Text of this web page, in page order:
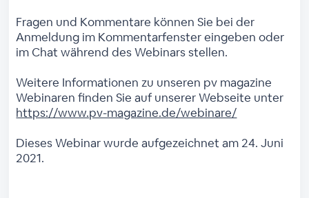
Fragen und Kommentare können Sie bei der
Anmeldung im Kommentarfenster eingeben oder
im Chat während des Webinars stellen.
Weitere Informationen zu unseren pv magazine
Webinaren finden Sie auf unserer Webseite unter
https://www.pv-magazine.de/webinare/
Dieses Webinar wurde aufgezeichnet am 24. Juni
2021.